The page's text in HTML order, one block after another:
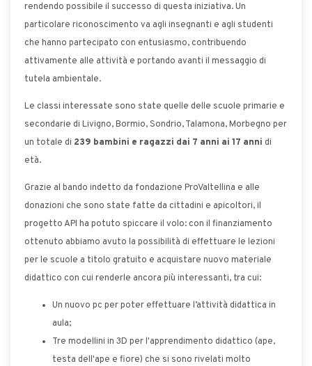
rendendo possibile il successo di questa iniziativa. Un
particolare riconoscimento va agli insegnanti e agli studenti
che hanno partecipato con entusiasmo, contribuendo
attivamente alle attività e portando avanti il messaggio di
tutela ambientale.
Le classi interessate sono state quelle delle scuole primarie e
secondarie di Livigno, Bormio, Sondrio, Talamona, Morbegno per
un totale di 239 bambini e ragazzi dai 7 anni ai 17 anni di
età.
Grazie al bando indetto da fondazione ProValtellina e alle
donazioni che sono state fatte da cittadini e apicoltori, il
progetto API ha potuto spiccare il volo: con il finanziamento
ottenuto abbiamo avuto la possibilità di effettuare le lezioni
per le scuole a titolo gratuito e acquistare nuovo materiale
didattico con cui renderle ancora più interessanti, tra cui:
Un nuovo pc per poter effettuare l’attività didattica in
aula;
Tre modellini in 3D per l'apprendimento didattico (ape,
testa dell'ape e fiore) che si sono rivelati molto